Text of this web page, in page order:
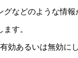
などのような情報
す。
あるいは無効に